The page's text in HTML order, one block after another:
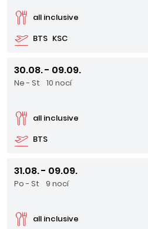
BTS KSC
all inclusive
30.08. - 09.09.
Ne - St 10 nocí
BTS
all inclusive
31.08. - 09.09.
Po - St 9 nocí
all inclusive